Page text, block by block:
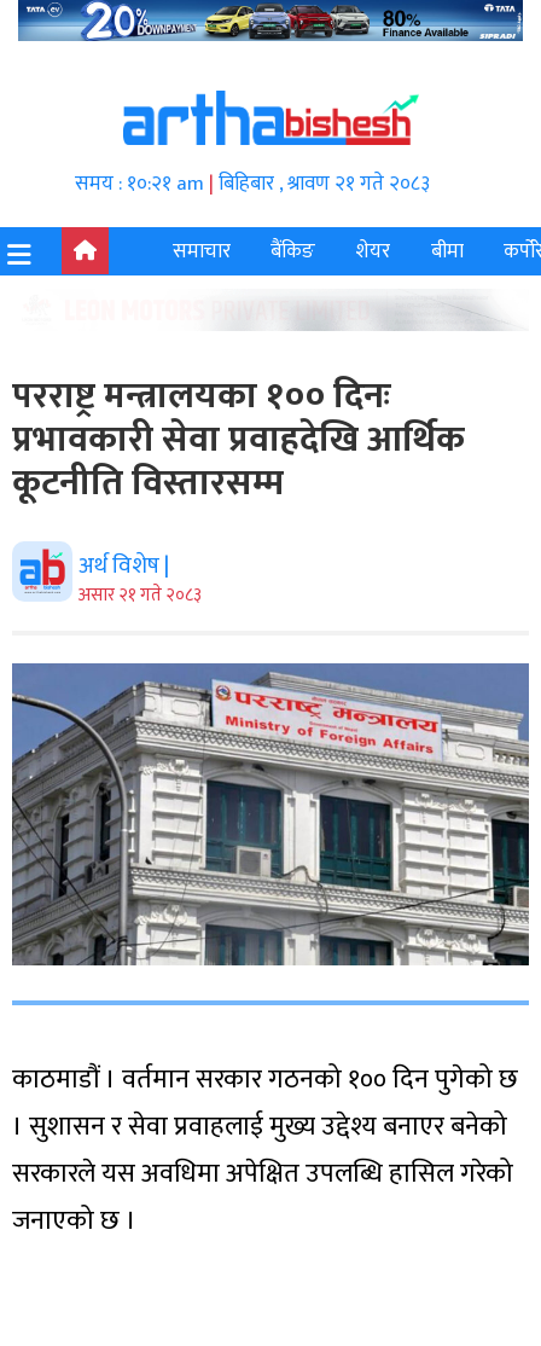
समय : १०:२१ am |बिहिबार , श्रावण २१ गते २०८३
समाचार
बैंकिङ शेयर बीमा
परराष्ट्र मन्त्रालयका १०० दिनः
प्रभावकारी सेवा प्रवाहदेखि आर्थिक
कूटनीति विस्तारसम्म
अर्थ विशेष |
असार २१ गते २०८३
काठमाडौं । वर्तमान सरकार गठनको १०० दिन पुगेको छ
। सुशासन र सेवा प्रवाहलाई मुख्य उद्देश्य बनाएर बनेको
सरकारले यस अवधिमा अपेक्षित उपलब्धि हासिल गरेको
जनाएको छ ।